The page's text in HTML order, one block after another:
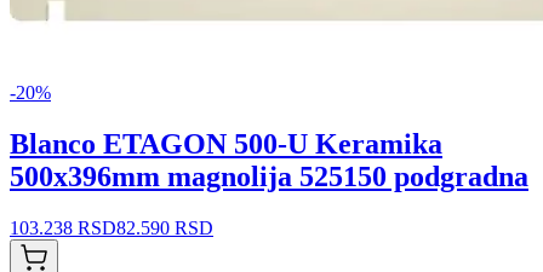
-20%
Blanco ETAGON 500-U Keramika
500x396mm magnolija 525150 podgradna
103.238 RSD82.590 RSD